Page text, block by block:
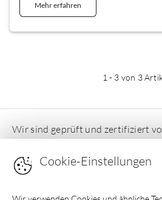
Mehr erfahren
1 - 3 von 3
Wir sind geprüft und zertifiziert
Cookie-Einstellungen